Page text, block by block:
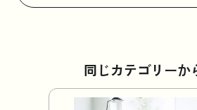
同じカテゴリーか